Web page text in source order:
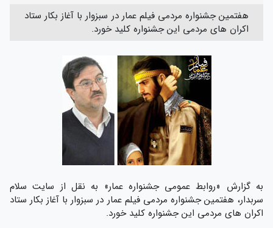
هفتمین جشنواره مردمی فیلم عمار در سبزوار با آغاز بکار ستاد
اکران های مردمی این جشنواره کلید خورد.
به گزارش «روابط عمومی جشنواره عمار» به نقل از سایت سلام
سربدار، هفتمین جشنواره مردمی فیلم عمار در سبزوار با آغاز بکار ستاد
اکران های مردمی این جشنواره کلید خورد.